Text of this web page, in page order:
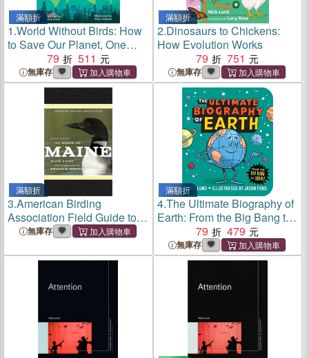
滿額折
1.World Without Birds: How
to Save Our Planet, One
Bird at a Time
79 511
無庫存
滿額折
2.Dinosaurs to Chickens:
How Evolution Works
79
751
無庫存
滿額折
3.American Birding
Association Field Guide to
Birds of Maine
無庫存
滿額折
4.The Ultimate Biography of
Earth: From the Big Bang to
79 479
無庫存